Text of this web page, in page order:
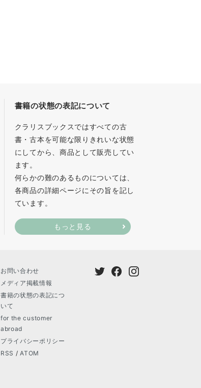
書籍の状態の表記について
クラリスブックスではすべての古
書・古本を可能な限りきれいな状態
にしてから、商品として販売してい
ます。
何らかの難のあるものについては、
各商品の詳細ページにその旨を記し
ています。
もっと見る
お問い合わせ
メディア掲載情報
書籍の状態の表記につ
いて
for the customer
abroad
プライバシーポリシー
RSS /ATOM